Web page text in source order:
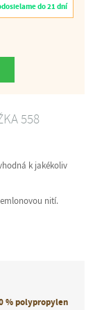
do 21 dní
558
k jakékoliv
nití.
% polypropylen